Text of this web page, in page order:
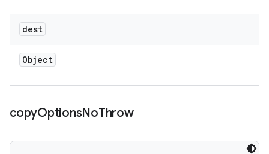
dest
Object
copyOptionsNoThrow